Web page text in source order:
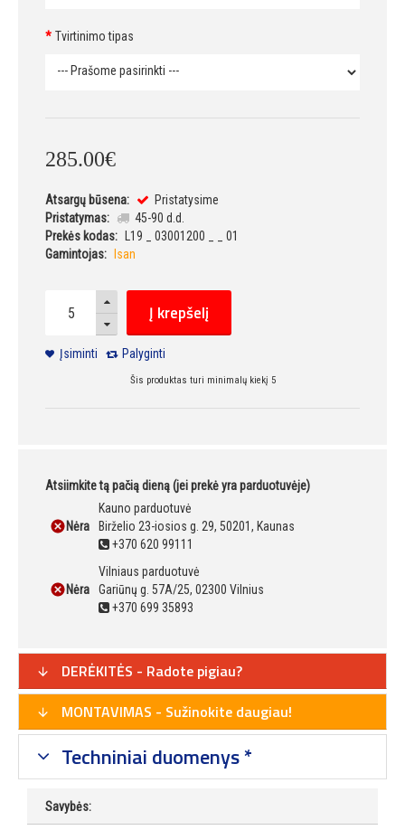
Tvirtinimo tipas
285.00€
Atsargų būsena:
Pristatysime
Pristatymas:
45-90 d.d.
Prekės kodas:
L19 _ 03001200 _ _ 01
Gamintojas:
Isan
Į krepšelį
Įsiminti Palyginti
Šis produktas turi minimalų kiekį 5
Atsiimkite tą pačią dieną (jei prekė yra parduotuvėje)
Nėra
Kauno parduotuvė
Birželio 23-iosios g. 29, 50201, Kaunas
+370 620 99111
Nėra
Vilniaus parduotuvė
Gariūnų g. 57A/25, 02300 Vilnius
+370 699 35893
DERĖKITĖS - Radote pigiau?
MONTAVIMAS - Sužinokite daugiau!
Techniniai duomenys *
Savybės: